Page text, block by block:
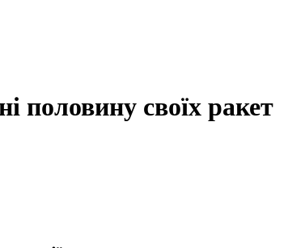
половину своїх ракет